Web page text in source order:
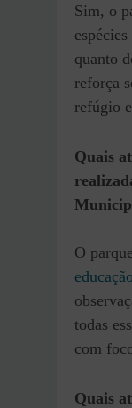
Sim, o
quanto
reforça
refúgio
Quais
O
todas
com
Quais